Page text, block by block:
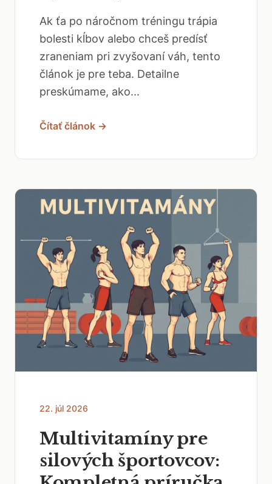
Ak ťa po náročnom tréningu trápia
bolesti kĺbov alebo chceš predísť
zraneniam pri zvyšovaní váh, tento
článok je pre teba. Detailne
preskúmame, ako...
Čítať článok →
22. júl 2026
Multivitamíny pre
silových športovcov: